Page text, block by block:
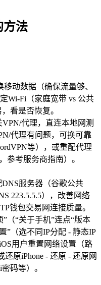
方法
动数据（确保流量够、
Wi-Fi（家庭宽带 vs 公共
看是否恢复。
代理，直连本地网测
代理有问题，可换可靠
等），或重配代理
参考服务商指南）。
服务器（谷歌公共
223.5.5.5），改善网络
钱包交易网连接质量。
（“关于手机”连点“版本
”（选不同IP分配 - 静态IP
用户重置网络设置（路
原iPhone - 还原 - 还原网
码等）。